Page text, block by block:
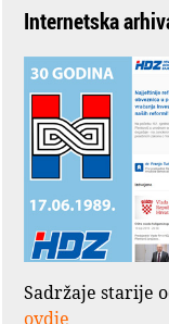
Internetska
Sadržaje starije
ovdje